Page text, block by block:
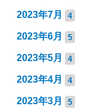
2023年7月 4
2023年6月 5
2023年5月 4
2023年4月 4
2023年3月 5